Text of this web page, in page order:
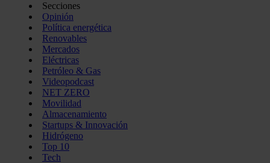
Secciones
Opinión
Política energética
Renovables
Mercados
Eléctricas
Petróleo & Gas
Videopodcast
NET ZERO
Movilidad
Almacenamiento
Startups & Innovación
Hidrógeno
Top 10
Tech